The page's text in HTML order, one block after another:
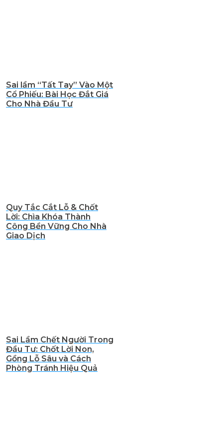
Sai lầm “Tất Tay” Vào Một
Cổ Phiếu: Bài Học Đắt Giá
Cho Nhà Đầu Tư
Quy Tắc Cắt Lỗ & Chốt
Lời: Chìa Khóa Thành
Công Bền Vững Cho Nhà
Giao Dịch
Sai Lầm Chết Người Trong
Đầu Tư: Chốt Lời Non,
Gồng Lỗ Sâu và Cách
Phòng Tránh Hiệu Quả